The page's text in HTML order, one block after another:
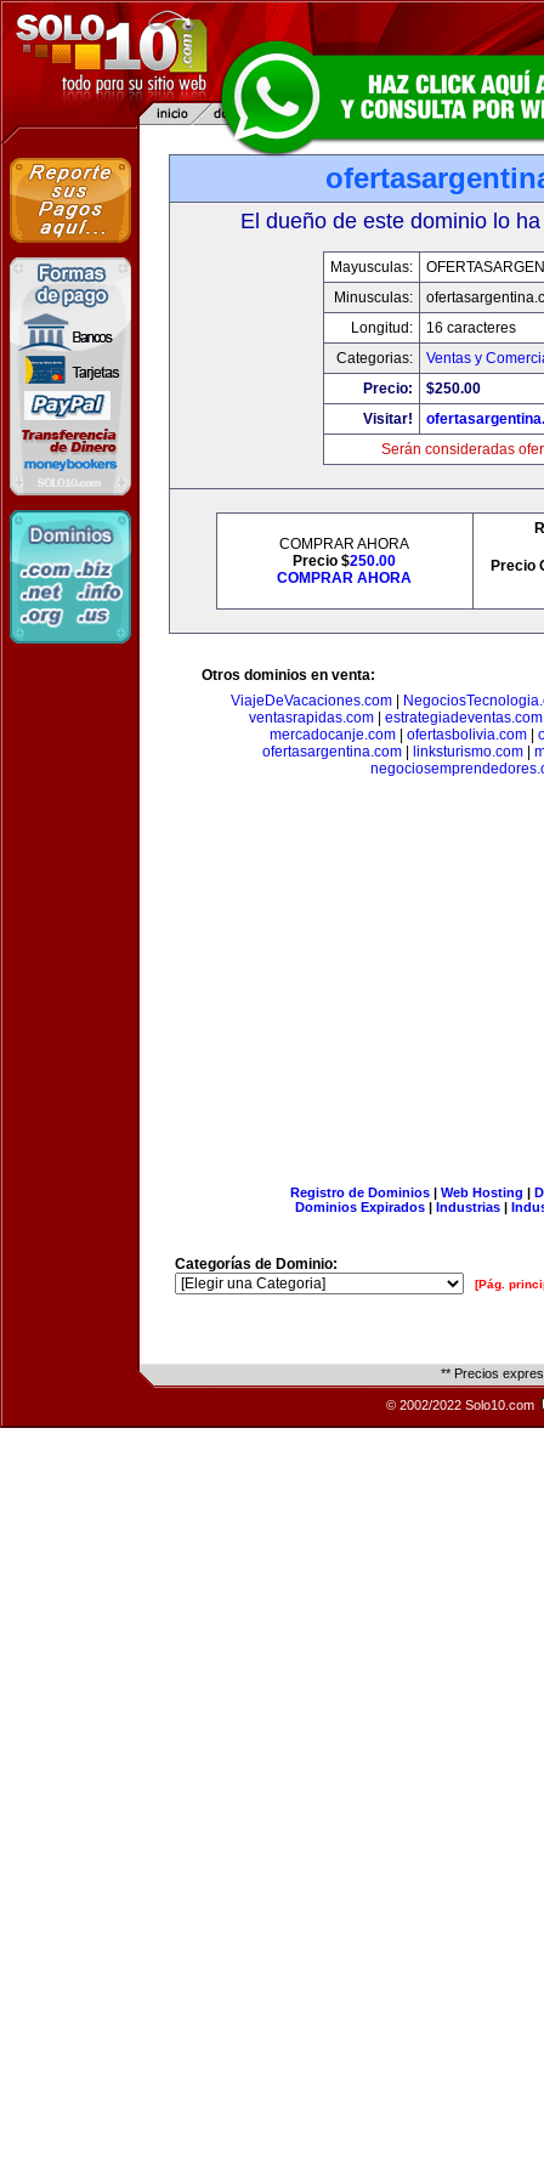
El dueño de este dominio lo
Mayusculas:
Minusculas:
Longitud:
16 caracteres
Categorias:
Ventas y
Precio:
$250.00
Visitar!
Serán consideradas
COMPRAR AHORA
Precio $250.00
COMPRAR AHORA
Precio
Otros dominios en venta:
ViajeDeVacaciones.com|
ventasrapidas.com
estrategiadeventas.com
mercadocanje.com
ofertasbolivia.com
ofertasargentina.com| linksturismo.com|
Registro de Dominios| Web Hosting |
Dominios Expirados | Industrias |
Categorías de Dominio:
[Pág.
** Precios
© 2002/2022 Solo10.com